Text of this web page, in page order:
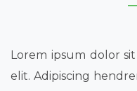
Lorem ipsum dolor
elit. Adipiscing